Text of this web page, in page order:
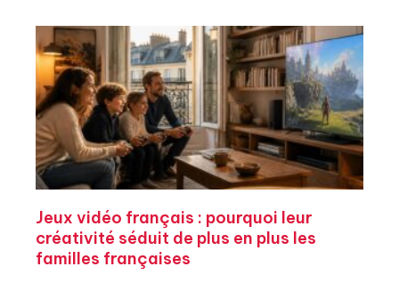
Jeux vidéo français : pourquoi leur
créativité séduit de plus en plus les
familles françaises